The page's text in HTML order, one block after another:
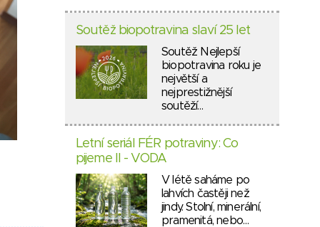
Soutěž biopotravina slaví 25 let
Soutěž Nejlepší
biopotravina roku je
největší a
nejprestižnější
soutěží…
Letní seriál FÉR potraviny: Co
pijeme II - VODA
V létě saháme po
lahvích častěji než
jindy. Stolní, minerální,
pramenitá, nebo…